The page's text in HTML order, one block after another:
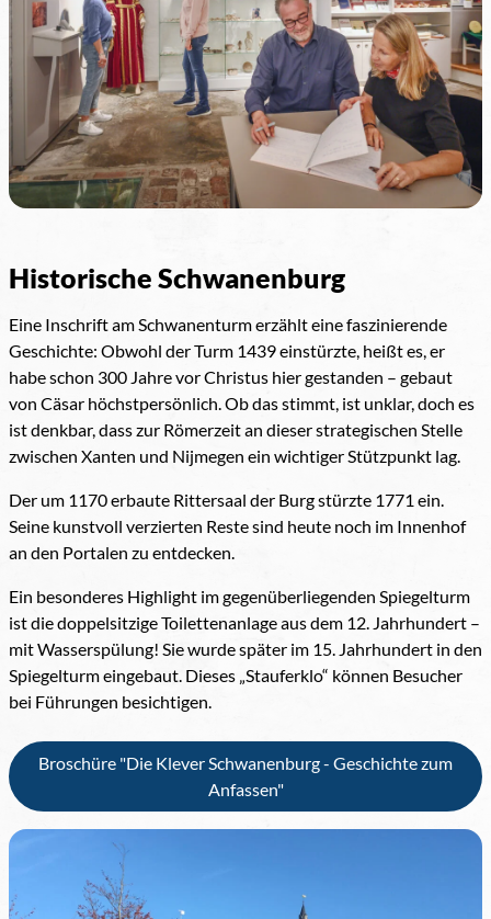
Historische Schwanenburg
Eine Inschrift am Schwanenturm erzählt eine faszinierende
Geschichte: Obwohl der Turm 1439 einstürzte, heißt es, er
habe schon 300 Jahre vor Christus hier gestanden – gebaut
von Cäsar höchstpersönlich. Ob das stimmt, ist unklar, doch es
ist denkbar, dass zur Römerzeit an dieser strategischen Stelle
zwischen Xanten und Nijmegen ein wichtiger Stützpunkt lag.
Der um 1170 erbaute Rittersaal der Burg stürzte 1771 ein.
Seine kunstvoll verzierten Reste sind heute noch im Innenhof
an den Portalen zu entdecken.
Ein besonderes Highlight im gegenüberliegenden Spiegelturm
ist die doppelsitzige Toilettenanlage aus dem 12. Jahrhundert –
mit Wasserspülung! Sie wurde später im 15. Jahrhundert in den
Spiegelturm eingebaut. Dieses „Stauferklo“ können Besucher
bei Führungen besichtigen.
Broschüre "Die Klever Schwanenburg - Geschichte zum
Anfassen"